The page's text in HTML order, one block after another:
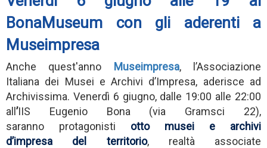
BonaMuseum con gli aderenti a
Museimpresa
Anche quest'anno Museimpresa, l’Associazione
Italiana dei Musei e Archivi d’Impresa, aderisce ad
Archivissima. Venerdì 6 giugno, dalle 19:00 alle 22:00
all ’IIS Eugenio Bona (via Gramsci 22),
saranno protagonisti otto musei e archivi
d’impresa del territorio, realtà associate